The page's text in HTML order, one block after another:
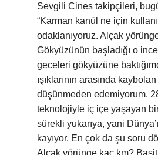
Sevgili Cines takipçileri,
“Karman kanül ne için
odaklanıyoruz. Alçak
Gökyüzünün başladığı o ince
geceleri gökyüzüne
ışıklarının arasında kaybolan
düşünmeden edemiyorum.
teknolojiyle iç içe yaşayan
sürekli yukarıya, yani
kayıyor. En çok da şu soru
Alçak yörünge kaç km?